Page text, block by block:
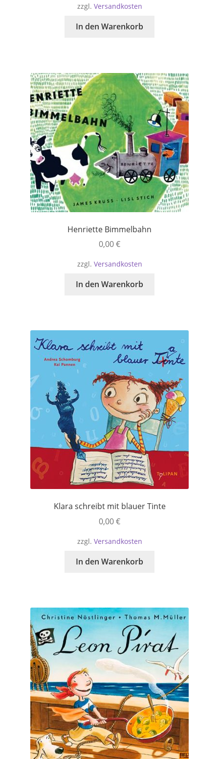
zzgl. Versandkosten
In den Warenkorb
Henriette Bimmelbahn
0,00€
zzgl. Versandkosten
In den Warenkorb
Klara schreibt mit blauer Tinte
0,00€
zzgl. Versandkosten
In den Warenkorb